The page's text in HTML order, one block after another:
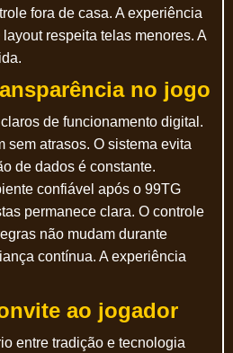
fora de casa. A experiência
respeita telas menores. A
no jogo
de funcionamento digital.
sem atrasos. O sistema evita
de dados é constante.
confiável após o 99TG
permanece clara. O controle
não mudam durante
contínua. A experiência
ao jogador
entre tradição e tecnologia